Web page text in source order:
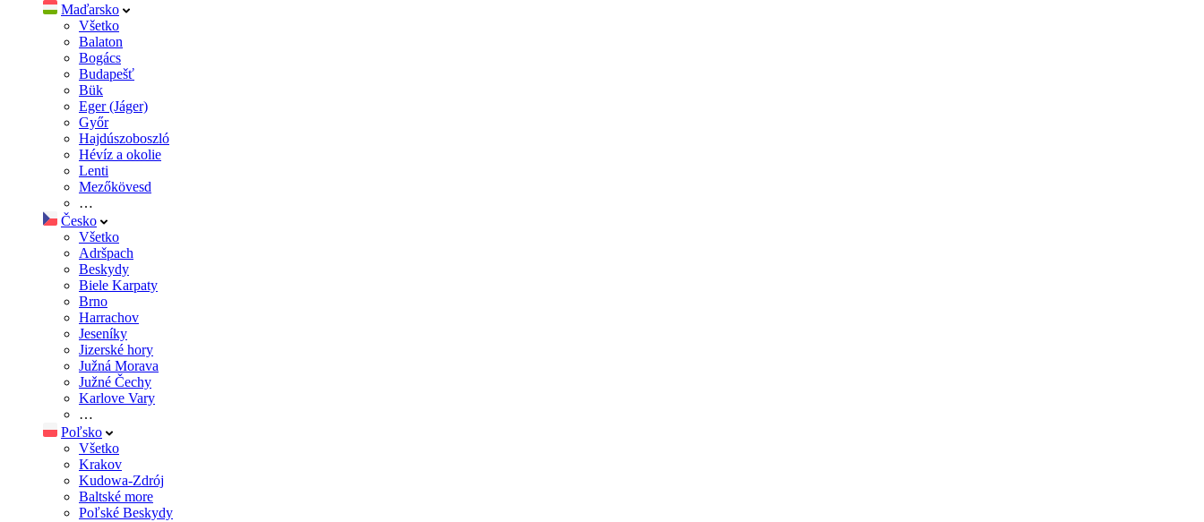
Maďarsko
Všetko
Balaton
Bogács
Budapešť
Bük
Eger (Jáger)
Győr
Hajdúszoboszló
Hévíz a okolie
Lenti
Mezőkövesd
…
Česko
Všetko
Adršpach
Beskydy
Biele Karpaty
Brno
Harrachov
Jeseníky
Jizerské hory
Južná Morava
Južné Čechy
Karlove Vary
…
Poľsko
Všetko
Krakov
Kudowa-Zdrój
Baltské more
Poľské Beskydy